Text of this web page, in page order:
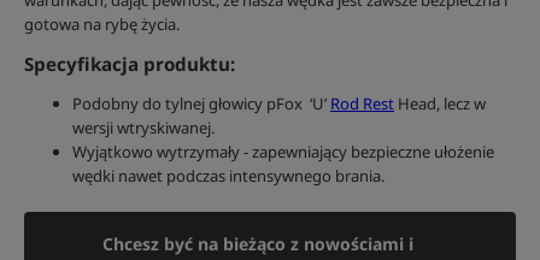
gotowa na rybę życia.
Specyfikacja produktu:
Podobny do tylnej głowicy pFox ‘U’ Rod Rest Head, lecz w
wersji wtryskiwanej.
Wyjątkowo wytrzymały - zapewniający bezpieczne ułożenie
wędki nawet podczas intensywnego brania.
Chcesz być na bieżąco z nowościami i